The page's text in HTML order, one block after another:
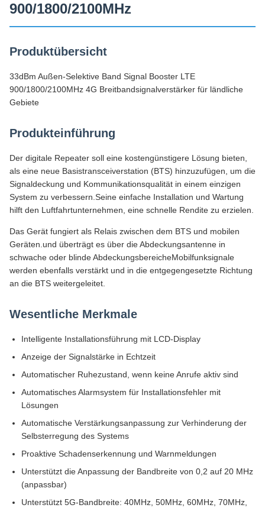
900/1800/2100MHz
Produktübersicht
33dBm Außen-Selektive Band Signal Booster LTE
900/1800/2100MHz 4G Breitbandsignalverstärker für ländliche
Gebiete
Produkteinführung
Der digitale Repeater soll eine kostengünstigere Lösung bieten,
als eine neue Basistransceiverstation (BTS) hinzuzufügen, um die
Signaldeckung und Kommunikationsqualität in einem einzigen
System zu verbessern.Seine einfache Installation und Wartung
hilft den Luftfahrtunternehmen, eine schnelle Rendite zu erzielen.
Das Gerät fungiert als Relais zwischen dem BTS und mobilen
Geräten.und überträgt es über die Abdeckungsantenne in
schwache oder blinde AbdeckungsbereicheMobilfunksignale
werden ebenfalls verstärkt und in die entgegengesetzte Richtung
an die BTS weitergeleitet.
Wesentliche Merkmale
Intelligente Installationsführung mit LCD-Display
Anzeige der Signalstärke in Echtzeit
Automatischer Ruhezustand, wenn keine Anrufe aktiv sind
Automatisches Alarmsystem für Installationsfehler mit
Lösungen
Automatische Verstärkungsanpassung zur Verhinderung der
Selbsterregung des Systems
Proaktive Schadenserkennung und Warnmeldungen
Unterstützt die Anpassung der Bandbreite von 0,2 auf 20 MHz
(anpassbar)
Unterstützt 5G-Bandbreite: 40MHz, 50MHz, 60MHz, 70MHz,